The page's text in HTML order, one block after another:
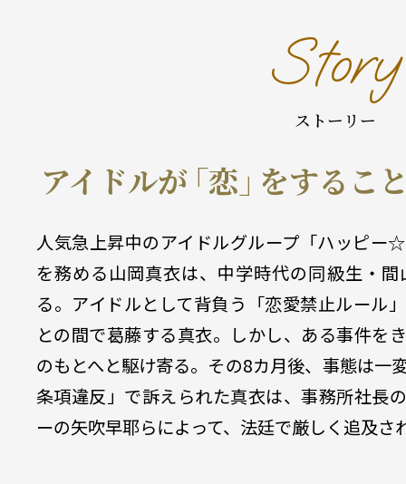
Story
ストーリー
アイドルが「恋」をするこ
人気急上昇中のアイドルグループ「ハッピー
を務める山岡真衣は、中学時代の同級生・
る。アイドルとして背負う「恋愛禁止ルール
との間で葛藤する真衣。しかし、ある事件を
のもとへと駆け寄る。その8カ月後、事態は一
条項違反」で訴えられた真衣は、事務所社長
ーの矢吹早耶らによって、法廷で厳しく追及さ